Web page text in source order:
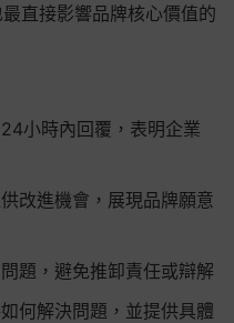
直接影響品牌核心價值的
小時內回覆，表明企業
改進機會，展現品牌願意
題，避免推卸責任或辯解
何解決問題，並提供具體